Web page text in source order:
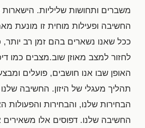
משברים ותחושות שליליות.
החשיבה ופעילות מוחית זו מונעת
ככל שאנו נשארים בהם זמן רב יותר,
לחזור למצב מאוזן שוב.מצבים כמו
האופן שבו אנו חושבים, פועלים
תהליך מעגלי של היזון. החשיבה
הבחירות שלנו, והבחירות
החשיבה שלנו. דפוסים אלו משאירים